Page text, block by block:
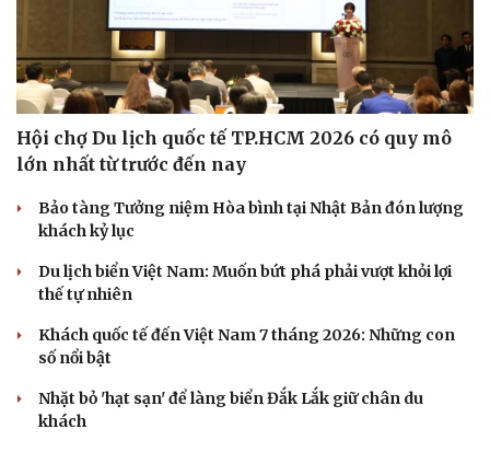
Văn hóa
Sân khấu - Điện ảnh
Văn học
Âm nhạc
Di sản
Giải trí
Nghệ sĩ
Thời trang
Sao Việt
Hội chợ Du lịch quốc tế TP.HCM 2026 có quy mô
lớn nhất từ trước đến nay
Bảo tàng Tưởng niệm Hòa bình tại Nhật Bản đón lượng
khách kỷ lục
Du lịch biển Việt Nam: Muốn bứt phá phải vượt khỏi lợi
thế tự nhiên
Khách quốc tế đến Việt Nam 7 tháng 2026: Những con
số nổi bật
Nhặt bỏ 'hạt sạn' để làng biển Đắk Lắk giữ chân du
khách